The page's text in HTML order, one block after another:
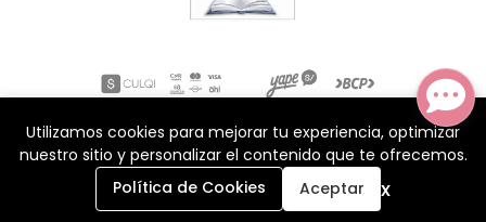
Mia Secret Perú © 2026¿Te gusta mi tienda? Yo vendo conBsale
0
Carrito Buscar
Utilizamos cookies para mejorar tu experiencia, optimizar
nuestro sitio y personalizar el contenido que te ofrecemos.
Política de Cookies
Aceptar x